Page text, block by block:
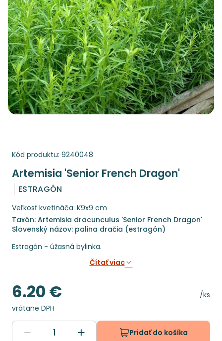
Kód produktu: 9240048
Artemisia 'Senior French Dragon'
ESTRAGÓN
Veľkosť kvetináča: K9x9 cm
Taxón: Artemisia dracunculus 'Senior French Dragon'
Slovenský názov: palina dračia (estragón)
Estragón - úžasná bylinka.
Čítať viac
Cena
/ks
Cena
6.20 €
vrátane DPH
Pridať do košíka